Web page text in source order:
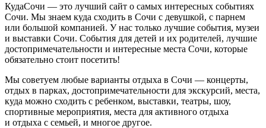
КудаСочи — это лучший сайт о самых интересных событиях
Сочи. Мы знаем куда сходить в Сочи с девушкой, с парнем
или большой компанией. У нас только лучшие события, музеи
и выставки Сочи. События для детей и их родителей, лучшие
достопримечательности и интересные места Сочи, которые
обязательно стоит посетить!
Мы советуем любые варианты отдыха в Сочи — концерты,
отдых в парках, достопримечательности для экскурсий, места,
куда можно сходить с ребенком, выставки, театры, шоу,
спортивные мероприятия, места для активного отдыха
и отдыха с семьей, и многое другое.